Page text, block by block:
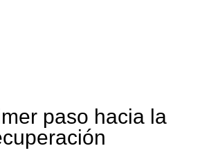
paso hacia la